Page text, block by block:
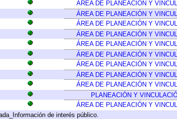
ÁREA DE PLANEACIÓN Y
ÁREA DE PLANEACIÓN Y
ÁREA DE PLANEACIÓN Y
ÁREA DE PLANEACIÓN Y
ÁREA DE PLANEACIÓN Y
ÁREA DE PLANEACIÓN Y
ÁREA DE PLANEACIÓN Y
ÁREA DE PLANEACIÓN Y
ÁREA DE PLANEACIÓN Y
PLANEACIÓN Y
ÁREA DE PLANEACIÓN Y
de interés público.